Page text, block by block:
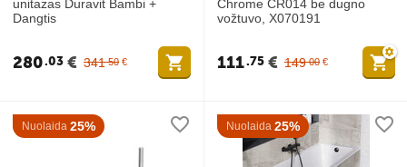
unitazas Duravit Bambi +
Dangtis
341 50 €
280 03 €
Chrome CR014 be dugno
vožtuvo, X070191
149 00 €
111 75 €
Nuolaida 25% Nuolaida 25%